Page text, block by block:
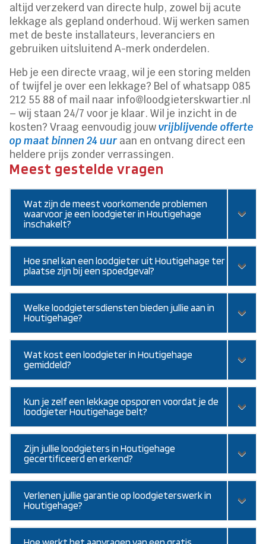
altijd verzekerd van directe hulp, zowel bij acute
lekkage als gepland onderhoud. Wij werken samen
met de beste installateurs, leveranciers en
gebruiken uitsluitend A-merk onderdelen.
Heb je een directe vraag, wil je een storing melden
of twijfel je over een lekkage? Bel of whatsapp 085
212 55 88 of mail naar info@loodgieterskwartier.nl
– wij staan 24/7 voor je klaar. Wil je inzicht in de
kosten? Vraag eenvoudig jouwvrijblijvende offerte
op maat binnen 24 uur aan en ontvang direct een
heldere prijs zonder verrassingen.
Meest gestelde vragen
Wat zijn de meest voorkomende problemen
waarvoor je een loodgieter in Houtigehage
inschakelt?
Hoe snel kan een loodgieter uit Houtigehage ter
plaatse zijn bij een spoedgeval?
Welke loodgietersdiensten bieden jullie aan in
Houtigehage?
Wat kost een loodgieter in Houtigehage
gemiddeld?
Kun je zelf een lekkage opsporen voordat je de
loodgieter Houtigehage belt?
Zijn jullie loodgieters in Houtigehage
gecertificeerd en erkend?
Verlenen jullie garantie op loodgieterswerk in
Houtigehage?